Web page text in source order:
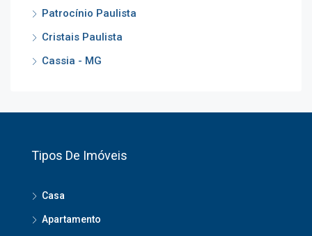
Patrocínio Paulista
Cristais Paulista
Cassia - MG
Tipos De Imóveis
Casa
Apartamento